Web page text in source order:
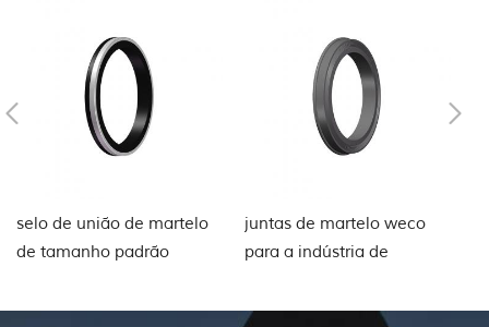
selo de união de martelo
de tamanho padrão
juntas de martelo weco
para a indústria de